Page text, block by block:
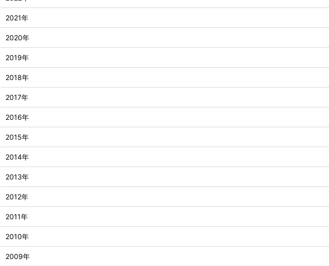
2021年
2020年
2019年
2018年
2017年
2016年
2015年
2014年
2013年
2012年
2011年
2010年
2009年